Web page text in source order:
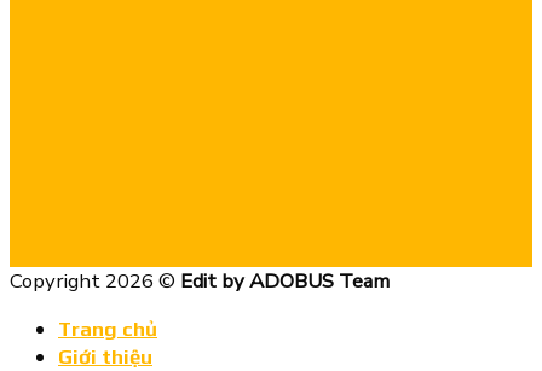
Copyright 2026 © Edit by ADOBUS Team
Trang chủ
Giới thiệu